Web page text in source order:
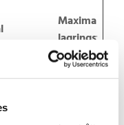
Maximal
lagringstid
is used
is
1 dag